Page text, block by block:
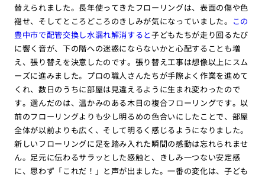
替えられました。長年使ってきたフローリングは、表面の傷や色
褪せ、そしてところどころのきしみが気になっていました。 この
豊中市で配管交換し水漏れ解消すると子どもたちが走り回るたび
に響く音が、下の階への迷惑にならないかと心配することも増
え、張り替えを決意したのです。張り替え工事は想像以上にスム
ーズに進みました。プロの職人さんたちが手際よく作業を進めて
くれ、数日のうちに部屋は見違えるように生まれ変わったので
す。選んだのは、温かみのある木目の複合フローリングです。以
前のフローリングよりも少し明るめの色合いにしたことで、部屋
全体が以前よりも広く、そして明るく感じるようになりました。
新しいフローリングに足を踏み入れた瞬間の感動は忘れられませ
ん。足元に伝わるサラッとした感触と、きしみ一つない安定感
に、思わず「これだ！」と声が出ました。一番の変化は、子ども